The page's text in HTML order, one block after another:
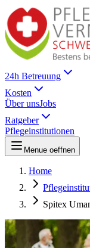
24h Betreuung
Kosten
Über unsJobs
Ratgeber
Pflegeinstitutionen
Menue oeffnen
Home
Spitex